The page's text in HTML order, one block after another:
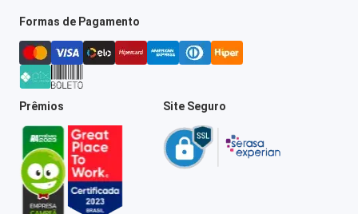
Formas de Pagamento
Prêmios Site Seguro